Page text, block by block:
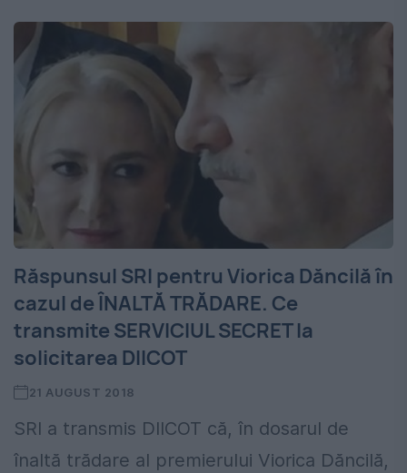
Răspunsul SRI pentru Viorica Dăncilă în
cazul de ÎNALTĂ TRĂDARE. Ce
transmite SERVICIUL SECRET la
solicitarea DIICOT
21 AUGUST 2018
SRI a transmis DIICOT că, în dosarul de
înaltă trădare al premierului Viorica Dăncilă,